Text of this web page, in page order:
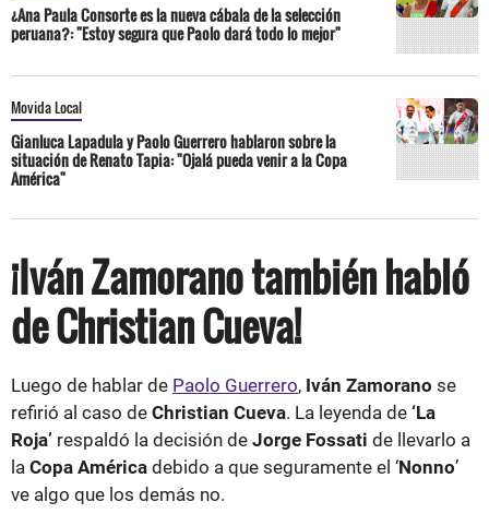
¿Ana Paula Consorte es la nueva cábala de la selección
peruana?: "Estoy segura que Paolo dará todo lo mejor"
Movida Local
Gianluca Lapadula y Paolo Guerrero hablaron sobre la
situación de Renato Tapia: "Ojalá pueda venir a la Copa
América"
¡Iván Zamorano también habló
de Christian Cueva!
Luego de hablar de Paolo Guerrero, Iván Zamorano se
refirió al caso de Christian Cueva. La leyenda de ‘La
Roja’ respaldó la decisión de Jorge Fossati de llevarlo a
la Copa América debido a que seguramente el ‘Nonno’
ve algo que los demás no.